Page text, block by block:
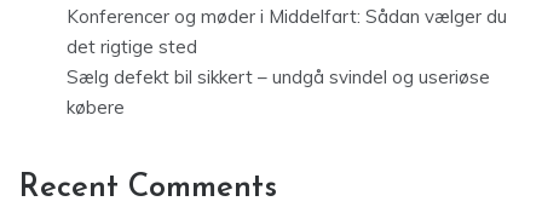
Konferencer og møder i Middelfart: Sådan vælger du
det rigtige sted
Sælg defekt bil sikkert – undgå svindel og useriøse
købere
Recent Comments